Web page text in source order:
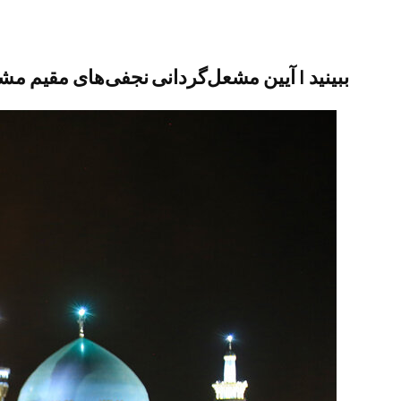
ببینید | آیین مشعل‌گردانی نجفی‌های مقیم